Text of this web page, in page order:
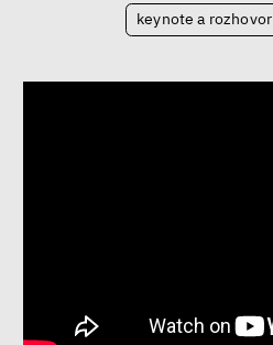
keynote a rozhovor